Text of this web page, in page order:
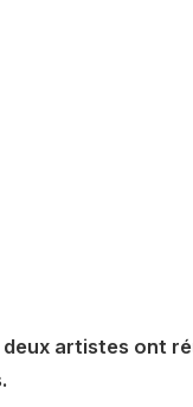
deux artistes ont